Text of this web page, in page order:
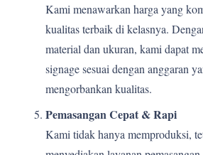
Kami menawarkan harga yang
kualitas terbaik di kelasnya.
material dan ukuran, kami dapat
signage sesuai dengan anggaran
mengorbankan kualitas.
Pemasangan Cepat & Rapi
Kami tidak hanya memproduksi,